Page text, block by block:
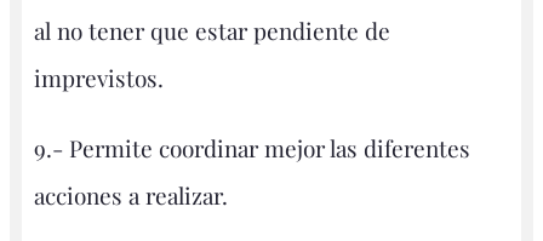
al no tener que estar pendiente de
imprevistos.
9.- Permite coordinar mejor las diferentes
acciones a realizar.